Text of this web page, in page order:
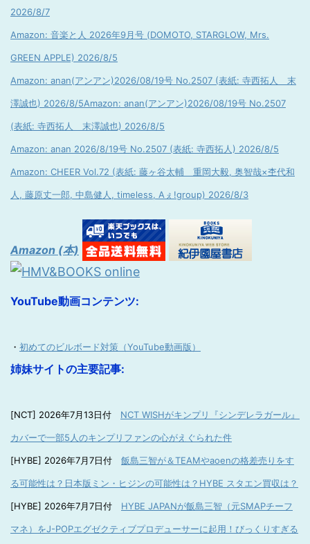
2026/8/7
Amazon: 音楽と人 2026年9月号 (DOMOTO, STARGLOW, Mrs.
GREEN APPLE) 2026/8/5
Amazon: anan(アンアン)2026/08/19号 No.2507 (表紙: 寺西拓人 末
澤誠也) 2026/8/5Amazon: anan(アンアン)2026/08/19号 No.2507
(表紙: 寺西拓人 末澤誠也) 2026/8/5
Amazon: anan 2026/8/19号 No.2507 (表紙: 寺西拓人) 2026/8/5
Amazon: CHEER Vol.72 (表紙: 藤ヶ谷太輔 重岡大毅, 奥智哉×杢代和
人, 藤原丈一郎, 中島健人, timeless, Aぇ!group) 2026/8/3
Amazon (本)
YouTube動画コンテンツ:
・ 初めてのビルボード対策（YouTube動画版）
姉妹サイトの主要記事:
[NCT] 2026年7月13日付 NCT WISHがキンプリ『シンデレラガール』
カバーで一部5人のキンプリファンの心がえぐられた件
[HYBE] 2026年7月7日付 飯島三智が＆TEAMやaoenの格差売りをす
る可能性は？日本版ミン・ヒジンの可能性は？HYBE スタエン買収は？
[HYBE] 2026年7月7日付 HYBE JAPANが飯島三智（元SMAPチーフ
マネ）をJ-POPエグゼクティブプロデューサーに起用！びっくりすぎる